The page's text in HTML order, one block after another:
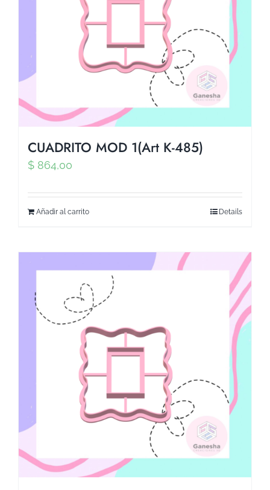
CUADRITO MOD 1(Art K-485)
$ 864,00
Añadir al carrito Details